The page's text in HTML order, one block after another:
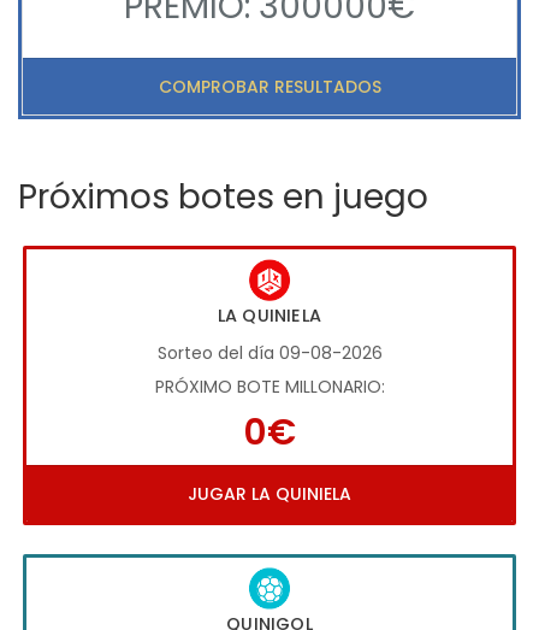
COMPROBAR RESULTADOS
Próximos botes en juego
LA QUINIELA
Sorteo del día 09-08-2026
PRÓXIMO BOTE MILLONARIO:
0€
JUGAR LA QUINIELA
QUINIGOL